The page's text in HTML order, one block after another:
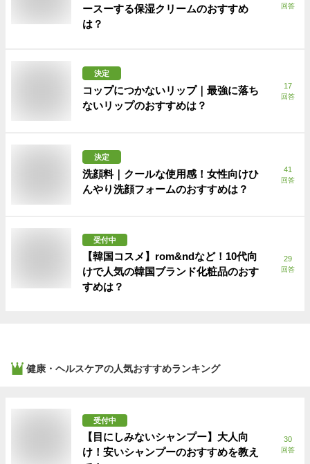
ースーする保湿クリームのおすすめ
は？
回答
決定
コップにつかないリップ｜最強に落ち
ないリップのおすすめは？
17
回答
決定
洗顔料｜クールな使用感！女性向けひ
んやり洗顔フォームのおすすめは？
41
回答
受付中
【韓国コスメ】rom&ndなど！10代向
けで人気の韓国ブランド化粧品のおす
すめは？
29
回答
健康・ヘルスケアの人気おすすめランキング
受付中
【目にしみないシャンプー】大人向
け！安いシャンプーのおすすめを教え
30
回答